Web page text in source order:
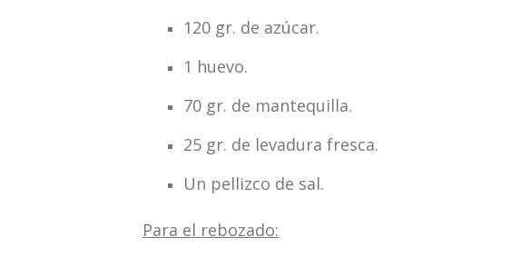
120 gr. de azúcar.
1 huevo.
70 gr. de mantequilla.
25 gr. de levadura fresca.
Un pellizco de sal.
Para el rebozado: